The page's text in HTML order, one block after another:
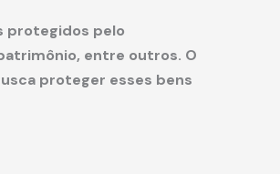
protegidos pelo
entre outros. O
proteger esses bens